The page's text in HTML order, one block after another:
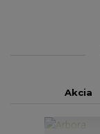
Akcia